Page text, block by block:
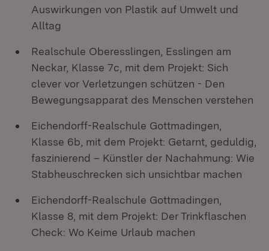
Auswirkungen von Plastik auf Umwelt und
Alltag
Realschule Oberesslingen, Esslingen am
Neckar, Klasse 7c, mit dem Projekt: Sich
clever vor Verletzungen schützen - Den
Bewegungsapparat des Menschen verstehen
Eichendorff-Realschule Gottmadingen,
Klasse 6b, mit dem Projekt: Getarnt, geduldig,
faszinierend – Künstler der Nachahmung: Wie
Stabheuschrecken sich unsichtbar machen
Eichendorff-Realschule Gottmadingen,
Klasse 8, mit dem Projekt: Der Trinkflaschen
Check: Wo Keime Urlaub machen